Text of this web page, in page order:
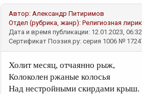
Автор: Александр Питиримов
Отдел (рубрика, жанр): Религиозная
Дата и время публикации: 12.01.2023,
Сертификат Поэзия.ру: серия 1006 №
Холит месяц, отчаянно рыж,
Колоколен ржаные колосья
Над нестройными скирдами крыш.